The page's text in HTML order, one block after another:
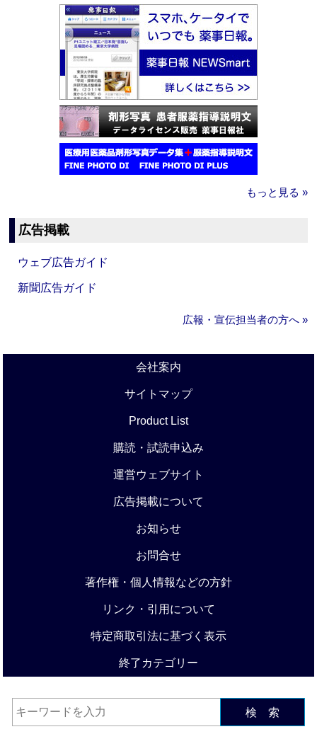
もっと見る »
広告掲載
ウェブ広告ガイド
新聞広告ガイド
広報・宣伝担当者の方へ »
会社案内
サイトマップ
Product List
購読・試読申込み
運営ウェブサイト
広告掲載について
お知らせ
お問合せ
著作権・個人情報などの方針
リンク・引用について
特定商取引法に基づく表示
終了カテゴリー
検 索